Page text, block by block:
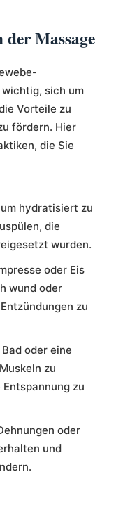
Massage
sich um
Vorteile zu
fördern. Hier
die Sie
hydratisiert zu
die
wurden.
oder Eis
wund oder
zu
oder eine
zu
zu
oder
und